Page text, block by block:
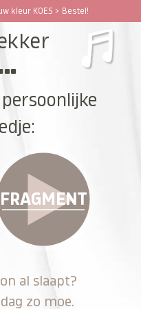
kleur KOES > Bestel!
FRAGMENT
al slaapt?
zo moe.